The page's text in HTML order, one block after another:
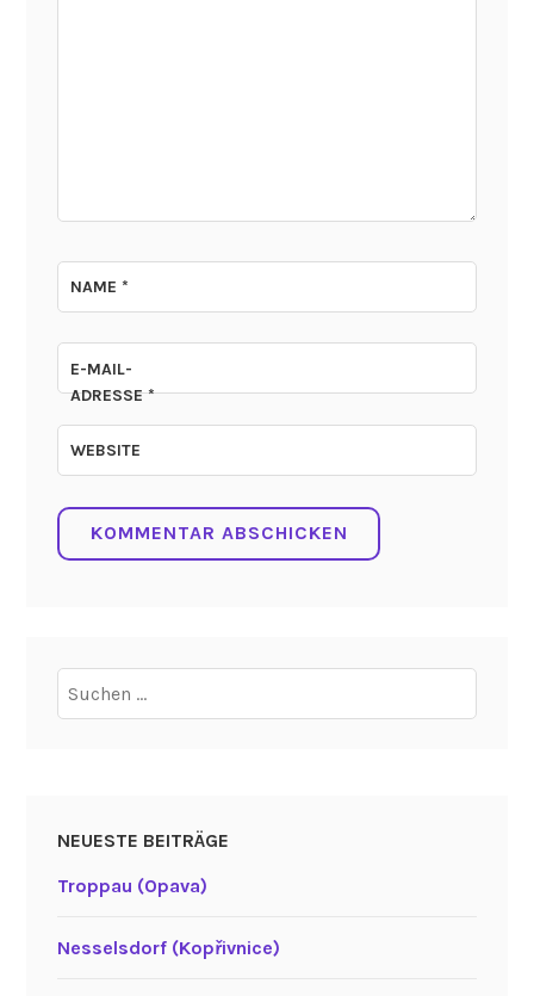
NAME*
E-MAIL-
ADRESSE*
WEBSITE
Suchen
nach:
NEUESTE BEITRÄGE
Troppau (Opava)
Nesselsdorf (Kopřivnice)